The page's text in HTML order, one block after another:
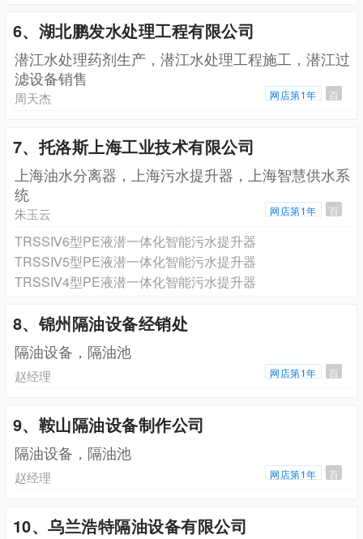
6、湖北鹏发水处理工程有限公司
潜江水处理药剂生产，潜江水处理工程施工，潜江过
滤设备销售
周天杰 网店第1年 百
7、托洛斯上海工业技术有限公司
上海油水分离器，上海污水提升器，上海智慧供水系
统
朱玉云 网店第1年 百
TRSSⅣ6型PE液潜一体化智能污水提升器
TRSSⅣ5型PE液潜一体化智能污水提升器
TRSSⅣ4型PE液潜一体化智能污水提升器
8、锦州隔油设备经销处
隔油设备，隔油池
赵经理 网店第1年 百
9、鞍山隔油设备制作公司
隔油设备，隔油池
赵经理 网店第1年 百
10、乌兰浩特隔油设备有限公司